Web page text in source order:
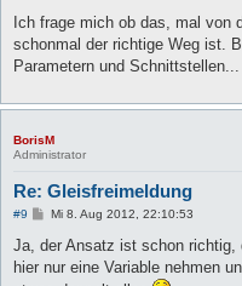
Ich frage mich ob das, mal von
schonmal der richtige Weg ist.
Parametern und Schnittstellen...
BorisM
Administrator
Re: Gleisfreimeldung
#9
B
i
r
Mi 8. Aug 2012, 22:10:53
Ja, der Ansatz ist schon
hier nur eine Variable nehmen